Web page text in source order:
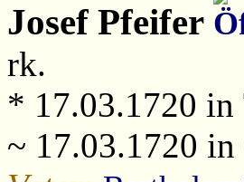
Josef Pfeifer
rk.
* 17.03.1720 in
~ 17.03.1720